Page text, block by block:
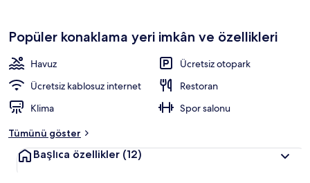
Popüler konaklama yeri imkân ve özellikleri
Havuz
Ücretsiz otopark
Ücretsiz kablosuz internet
Restoran
Klima
Spor salonu
Tümünü göster
Başlıca özellikler (12)